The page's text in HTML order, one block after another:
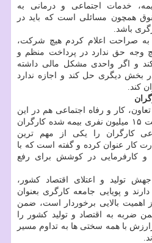
خدمات اجتماعی و درمانی به
همچون مسائلی است که باید در
باشد.
صراحت اعلام کردم هیچ شرکت،
هیچ وجه حق ندارد در پرداخت منظم و
و اگر واحدی مشکل مالی داشته
بخش دیگری حل کند و اجازه ندارد
کند.
کار و رفاه اجتماعی هم در این
مراسم، ضمن اشاره به جمعیت ۱۵ میلیون نفری بیمه شده کارگران
کارگران را یکی از مهم ترین
کار عنوان کرده و گفته است که با
کارفرمایی در کوشش برای رفع
تولید و اعتلای اقتصاد کشور،
و پویایی جامعه کارگری بعنوان
اهمیت بالایی برخوردار است، ضمن
ضربه به اقتصاد و تولید کشور را
با همه سختی ها به تداوم مسیر